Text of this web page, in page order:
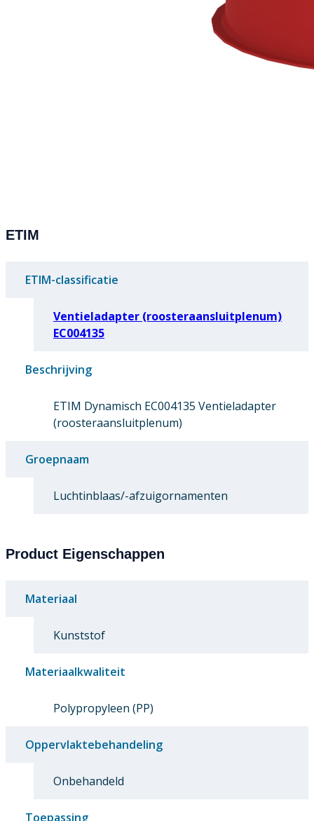
ETIM
ETIM-classificatie
Ventieladapter (roosteraansluitplenum)
EC004135
Beschrijving
ETIM Dynamisch EC004135 Ventieladapter
(roosteraansluitplenum)
Groepnaam
Luchtinblaas/-afzuigornamenten
Product Eigenschappen
Materiaal
Kunststof
Materiaalkwaliteit
Polypropyleen (PP)
Oppervlaktebehandeling
Onbehandeld
Toepassing